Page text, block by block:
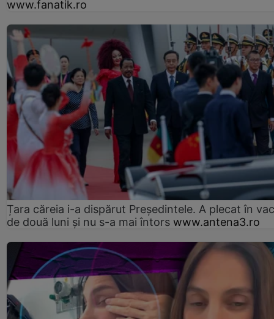
www.fanatik.ro
Țara căreia i-a dispărut Președintele. A plecat în
de două luni și nu s-a mai întors www.antena3.ro